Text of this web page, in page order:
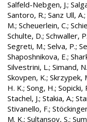
Salfeld-Nebgen, J.;
Santoro, R.; Sanz Ull, A.;
M.; Scheuerlein, C.;
Schulte, D.; Schwaller, P.
Segreti, M.; Selva, P.;
Shaposhnikova, E.;
Silvestrini, L.; Simand, N.
Skovpen, K.; Skrzypek,
H. K.; Song, H.; Sopicki,
Stachel, J.; Stakia, A.;
Stivanello, F.;
M. K.; Sultansoy, S.;